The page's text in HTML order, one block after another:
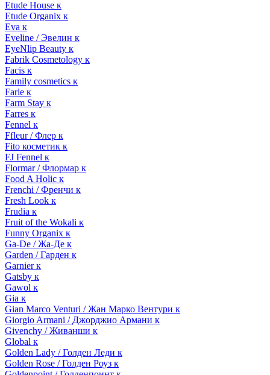
Etude House к
Etude Organix к
Eva к
Eveline / Эвелин к
EyeNlip Beauty к
Fabrik Cosmetology к
Facis к
Family cosmetics к
Farle к
Farm Stay к
Farres к
Fennel к
Ffleur / Флер к
Fito косметик к
FJ Fennel к
Flormar / Флормар к
Food A Holic к
Frenchi / Френчи к
Fresh Look к
Frudia к
Fruit of the Wokali к
Funny Organix к
Ga-De / Жа-Де к
Garden / Гарден к
Garnier к
Gatsby к
Gawol к
Gia к
Gian Marco Venturi / Жан Марко Вентури к
Giorgio Armani / Джорджио Армани к
Givenchy / Живанши к
Global к
Golden Lady / Голден Леди к
Golden Rose / Голден Роуз к